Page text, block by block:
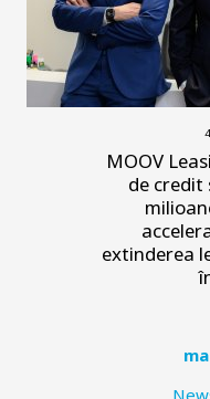
MOOV
de credit
extinderea